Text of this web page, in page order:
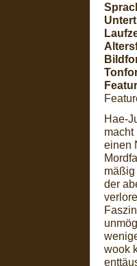
Hae-
einen
der
wook